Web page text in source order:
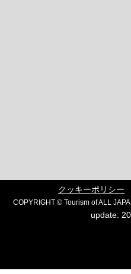
クッキーポリシー
COPYRIGHT © Tourism of ALL
update: